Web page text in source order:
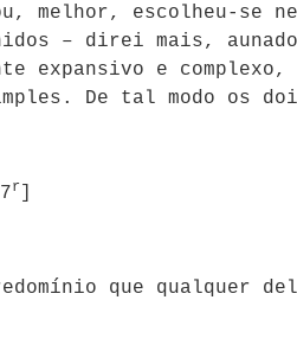
melhor, escolheu-se
– direi mais,
expansivo e
De tal modo os
r
que qualquer